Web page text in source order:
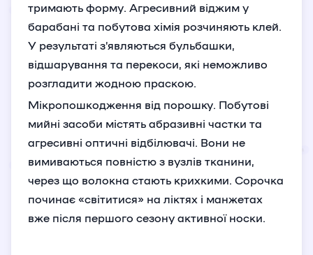
тримають форму. Агресивний віджим у
барабані та побутова хімія розчиняють клей.
У результаті з’являються бульбашки,
відшарування та перекоси, які неможливо
розгладити жодною праскою.
Мікропошкодження від порошку. Побутові
мийні засоби містять абразивні частки та
агресивні оптичні відбілювачі. Вони не
вимиваються повністю з вузлів тканини,
через що волокна стають крихкими. Сорочка
починає «світитися» на ліктях і манжетах
вже після першого сезону активної носки.